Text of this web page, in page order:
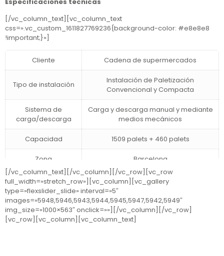
[/vc_column_text][vc_column_text
css=».vc_custom_1611827769236{background-color: #e8e8e8
!important;}»]
Cliente Cadena de supermercados
Tipo de instalación
Instalación de Paletización
Convencional y Compacta
Sistema de
carga/descarga
Carga y descarga manual y mediante
medios mecánicos
Capacidad 1509 palets + 460 palets
Zona
Barcelona
[/vc_column_text][/vc_column][/vc_row][vc_row
full_width=»stretch_row»][vc_column][vc_gallery
type=»flexslider_slide» interval=»5″
images=»5948,5946,5943,5944,5945,5947,5942,5949″
img_size=»1000×563″ onclick=»»][/vc_column][/vc_row]
[vc_row][vc_column][vc_column_text]